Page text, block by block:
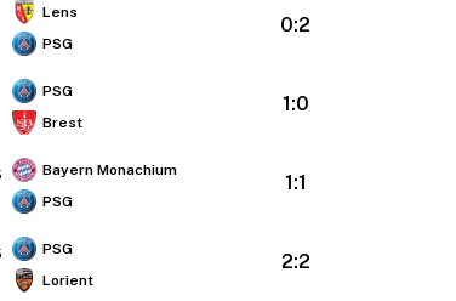
Lens
PSG
0:2
PSG
Brest
1:0
Bayern Monachium
PSG
1:1
PSG
Lorient
2:2